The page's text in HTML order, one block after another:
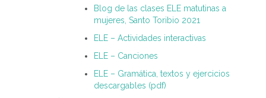
Blog de las clases ELE matutinas a
mujeres, Santo Toribio 2021
ELE – Actividades interactivas
ELE – Canciones
ELE – Gramática, textos y ejercicios
descargables (pdf)